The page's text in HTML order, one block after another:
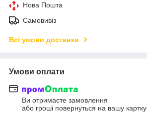
Нова Пошта
Самовивіз
Всі умови доставки
Умови оплати
Ви отримаєте замовлення
або гроші повернуться на вашу картку